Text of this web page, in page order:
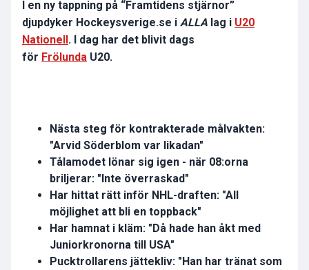
I en ny tappning på “Framtidens stjärnor”
djupdyker Hockeysverige.se i ALLA lag i U20
Nationell . I dag har det blivit dags
för Frölunda U20.
Nästa steg för kontrakterade målvakten:
"Arvid Söderblom var likadan"
Tålamodet lönar sig igen - när 08:orna
briljerar: "Inte överraskad"
Har hittat rätt inför NHL-draften: "All
möjlighet att bli en toppback"
Har hamnat i kläm: "Då hade han åkt med
Juniorkronorna till USA"
Pucktrollarens jättekliv: "Han har tränat som